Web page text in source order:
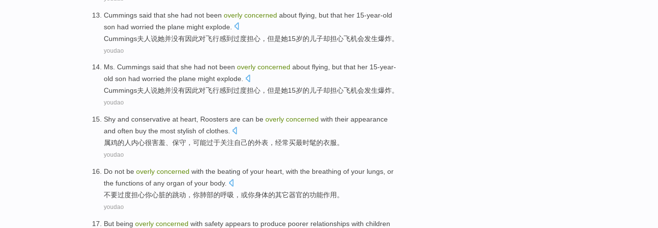
Cummings said that she had not been overly concerned about flying but that her 15-year-old
son had worried the plane might explode
Cummings夫人说她并没有因此对飞行感到过度担心 ， 但是她15岁的 儿子却担心飞机会发生爆炸。
youdao
Ms. Cummings said that she had not been overly concerned about flying, but that her 15-year-
old son had worried the plane might explode.
Cummings夫人说她并没有因此对飞行感到过度担心 ， 但是她15岁的儿子却担心飞机会发生爆炸。
youdao
Shy and conservative at heart Roosters are can be overly concerned with their appearance
and often buy the most stylish of clothes
属鸡的 人 内心很害羞 保守 ， 可能过于关注自己的外表 ， 经常买最时髦的衣服。
youdao
Do not be overly concerned with the beating of your heart , with the breathing of your lungs or
the functions of any organ of your body.
不要过度担心你心脏的跳动 ，你肺部的呼吸 ， 或你身体的其它器官的功能作用 。
youdao
But being overly concerned with safety appears to produce poorer relationships with children